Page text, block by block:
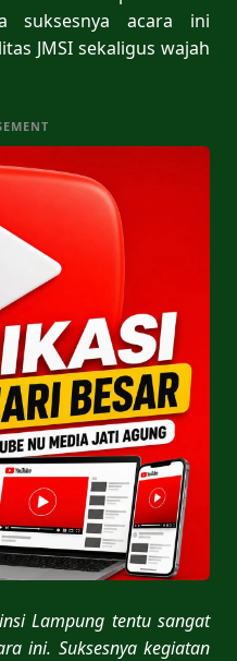
suksesnya acara ini
JMSI sekaligus wajah
Lampung tentu sangat
ini. Suksesnya kegiatan